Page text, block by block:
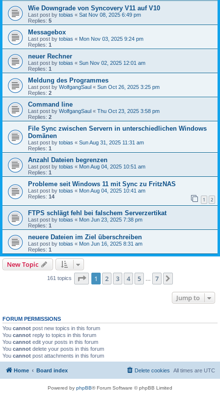
Wie Downgrade von Syncovery V11 auf V10
Last post by tobias « Sat Nov 08, 2025 6:49 pm
Replies: 5
Messagebox
Last post by tobias « Mon Nov 03, 2025 9:24 pm
Replies: 1
neuer Rechner
Last post by tobias « Sun Nov 02, 2025 12:01 am
Replies: 1
Meldung des Programmes
Last post by WolfgangSaul « Sun Oct 26, 2025 3:25 pm
Replies: 2
Command line
Last post by WolfgangSaul « Thu Oct 23, 2025 3:58 pm
Replies: 2
File Sync zwischen Servern in unterschiedlichen Windows
Domänen
Last post by tobias « Sun Aug 31, 2025 11:31 am
Replies: 1
Anzahl Dateien begrenzen
Last post by tobias « Mon Aug 04, 2025 10:51 am
Replies: 1
Probleme seit Windows 11 mit Sync zu FritzNAS
Last post by tobias « Mon Aug 04, 2025 10:41 am
Replies: 14 1 2
FTPS schlägt fehl bei falschem Serverzertikat
Last post by tobias « Mon Jun 23, 2025 7:38 pm
Replies: 1
neuere Dateien im Ziel überschreiben
Last post by tobias « Mon Jun 16, 2025 8:31 am
Replies: 1
New Topic
161 topics Page 1of 7
1 2 3 4 5 7
Jump to
FORUM PERMISSIONS
You cannot post new topics in this forum
You cannot reply to topics in this forum
You cannot edit your posts in this forum
You cannot delete your posts in this forum
You cannot post attachments in this forum
Home Board index All times are UTC
Delete cookies
Powered by phpBB® Forum Software © phpBB Limited